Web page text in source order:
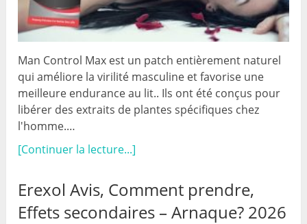
Man Control Max est un patch entièrement naturel
qui améliore la virilité masculine et favorise une
meilleure endurance au lit.. Ils ont été conçus pour
libérer des extraits de plantes spécifiques chez
l'homme.…
[Continuer la lecture...]
Erexol Avis, Comment prendre,
Effets secondaires – Arnaque? 2026